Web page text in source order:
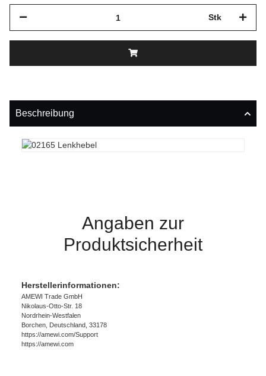
Stk
Beschreibung
Angaben zur
Produktsicherheit
Herstellerinformationen:
AMEWI Trade GmbH
Nikolaus-Otto-Str. 18
Nordrhein-Westfalen
Borchen, Deutschland, 33178
https://amewi.com/Support
https://amewi.com